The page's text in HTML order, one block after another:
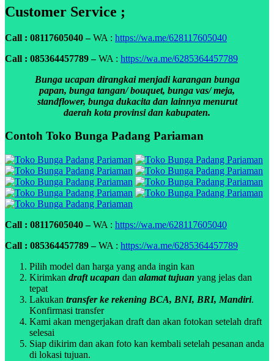
Customer Service ;
Call : 08117605040 –WA : https://wa.me/628117605040
Call : 085364457789 –WA : https://wa.me/6285364457789
Bunga ucapan dirangkai menjadi karangan bunga
papan, bunga tangan/ bouquet, bunga vas/ meja,
standflower, bunga dukacita dan lainnya menurut
daerah kota provinsi dan kabupaten.
Contoh Toko Bunga Padang Pariaman
Call : 08117605040 –WA : https://wa.me/628117605040
Call : 085364457789 –WA : https://wa.me/6285364457789
Pilih model dan harga yang anda ingin kan
Kirimkan draft ucapan dan alamat tujuan yang jelas dan
tepat
Lakukan transfer ke rekening BCA, BNI, BRI, Mandiri.
Konfirmasi transfer
Kami akan mengerjakan draft dan akan fotokan setelah draft
selesai
Siap dikirim dan akan foto kan kembali setelah pesanan anda
di lokasi tujuan.